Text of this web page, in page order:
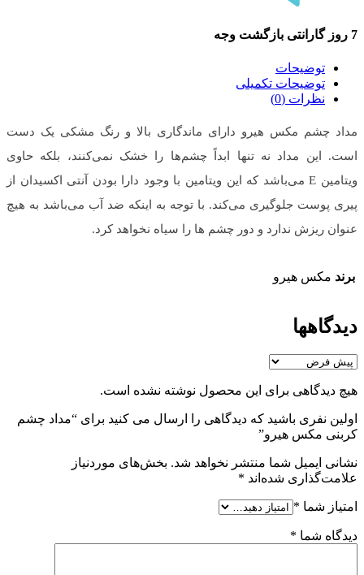
7 روز گارانتی بازگشت وجه
توضیحات
توضیحات تکمیلی
نظرات (0)
مداد چشم مکس هیرو دارای ماندگاری بالا و رنگ مشکی یک دست
است. این مداد نه تنها ابداً چشم‌ها را خشک نمی‌کنند، بلکه حاوی
ویتامین E می‌باشد که این ویتامین با وجود دارا بودن آنتی اکسیدان از
پیری پوست جلوگیری می‌کند. با توجه به اینکه ضد آب می‌باشد به هیچ
عنوان ریزش ندارد و دور چشم ها را سیاه نخواهد کرد.
برند مکس هیرو
دیدگاهها
هیچ دیدگاهی برای این محصول نوشته نشده است.
اولین نفری باشید که دیدگاهی را ارسال می کنید برای “مداد چشم
کربنی مکس هیرو”
نشانی ایمیل شما منتشر نخواهد شد. بخش‌های موردنیاز
علامت‌گذاری شده‌اند *
امتیاز شما *
دیدگاه شما *